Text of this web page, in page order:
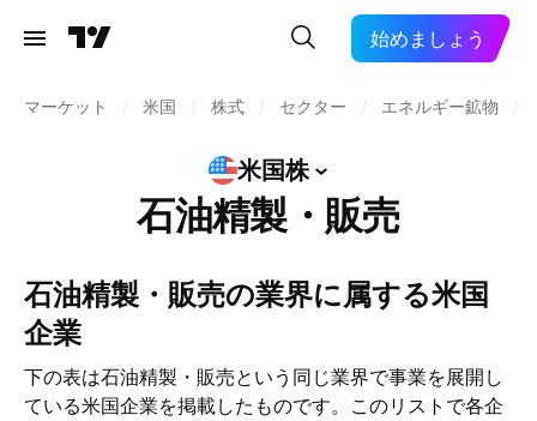
始めましょう
マーケット 米国 株式 セクター エネルギー鉱物
米国株
石油精製・販売
石油精製・販売の業界に属する米国
企業
下の表は石油精製・販売という同じ業界で事業を展開し
ている米国企業を掲載したものです。このリストで各企